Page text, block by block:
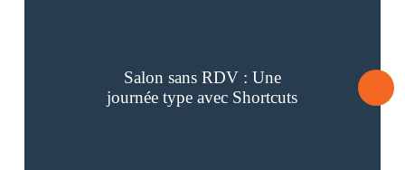
Salon sans RDV : Une
journée type avec Shortcuts